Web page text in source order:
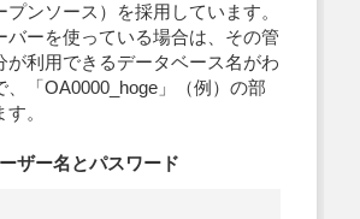
ンソース）を採用しています。
バーを使っている場合は、その管
が利用できるデータベース名がわ
、「OA0000_hoge」（例）の部
。
ザー名とパスワード